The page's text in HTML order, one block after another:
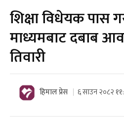
शिक्षा विधेयक पास
माध्यमबाट दबाब
तिवारी
हिमाल प्रेस ६ साउन २०८२